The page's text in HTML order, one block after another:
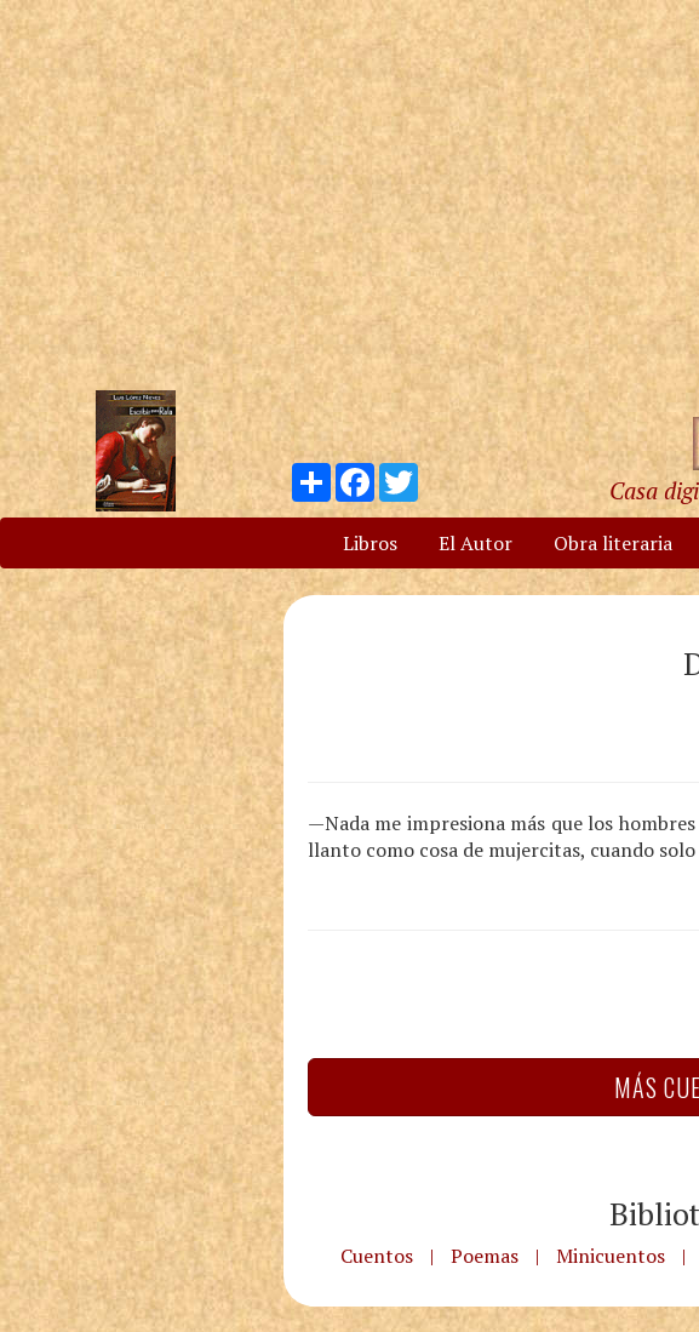
Compartir
Facebook
Twitter
Casa
Libros El Autor Obra literaria
—Nada me impresiona más que los
llanto como cosa de mujercitas, cuando
MÁS
Cuentos | Poemas | Minicuentos |